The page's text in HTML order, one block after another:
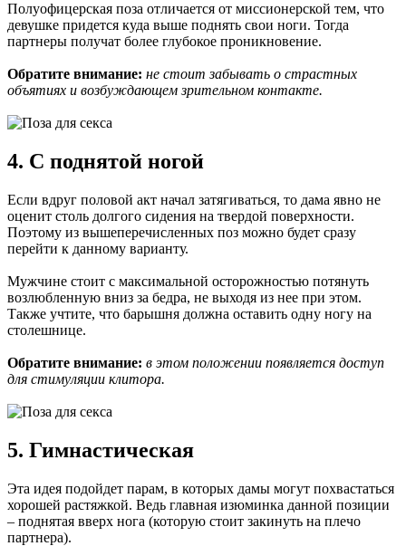
Полуофицерская поза отличается от миссионерской тем, что
девушке придется куда выше поднять свои ноги. Тогда
партнеры получат более глубокое проникновение.
Обратите внимание: не стоит забывать о страстных
объятиях и возбуждающем зрительном контакте.
4. С поднятой ногой
Если вдруг половой акт начал затягиваться, то дама явно не
оценит столь долгого сидения на твердой поверхности.
Поэтому из вышеперечисленных поз можно будет сразу
перейти к данному варианту.
Мужчине стоит с максимальной осторожностью потянуть
возлюбленную вниз за бедра, не выходя из нее при этом.
Также учтите, что барышня должна оставить одну ногу на
столешнице.
Обратите внимание: в этом положении появляется доступ
для стимуляции клитора.
5. Гимнастическая
Эта идея подойдет парам, в которых дамы могут похвастаться
хорошей растяжкой. Ведь главная изюминка данной позиции
– поднятая вверх нога (которую стоит закинуть на плечо
партнера).